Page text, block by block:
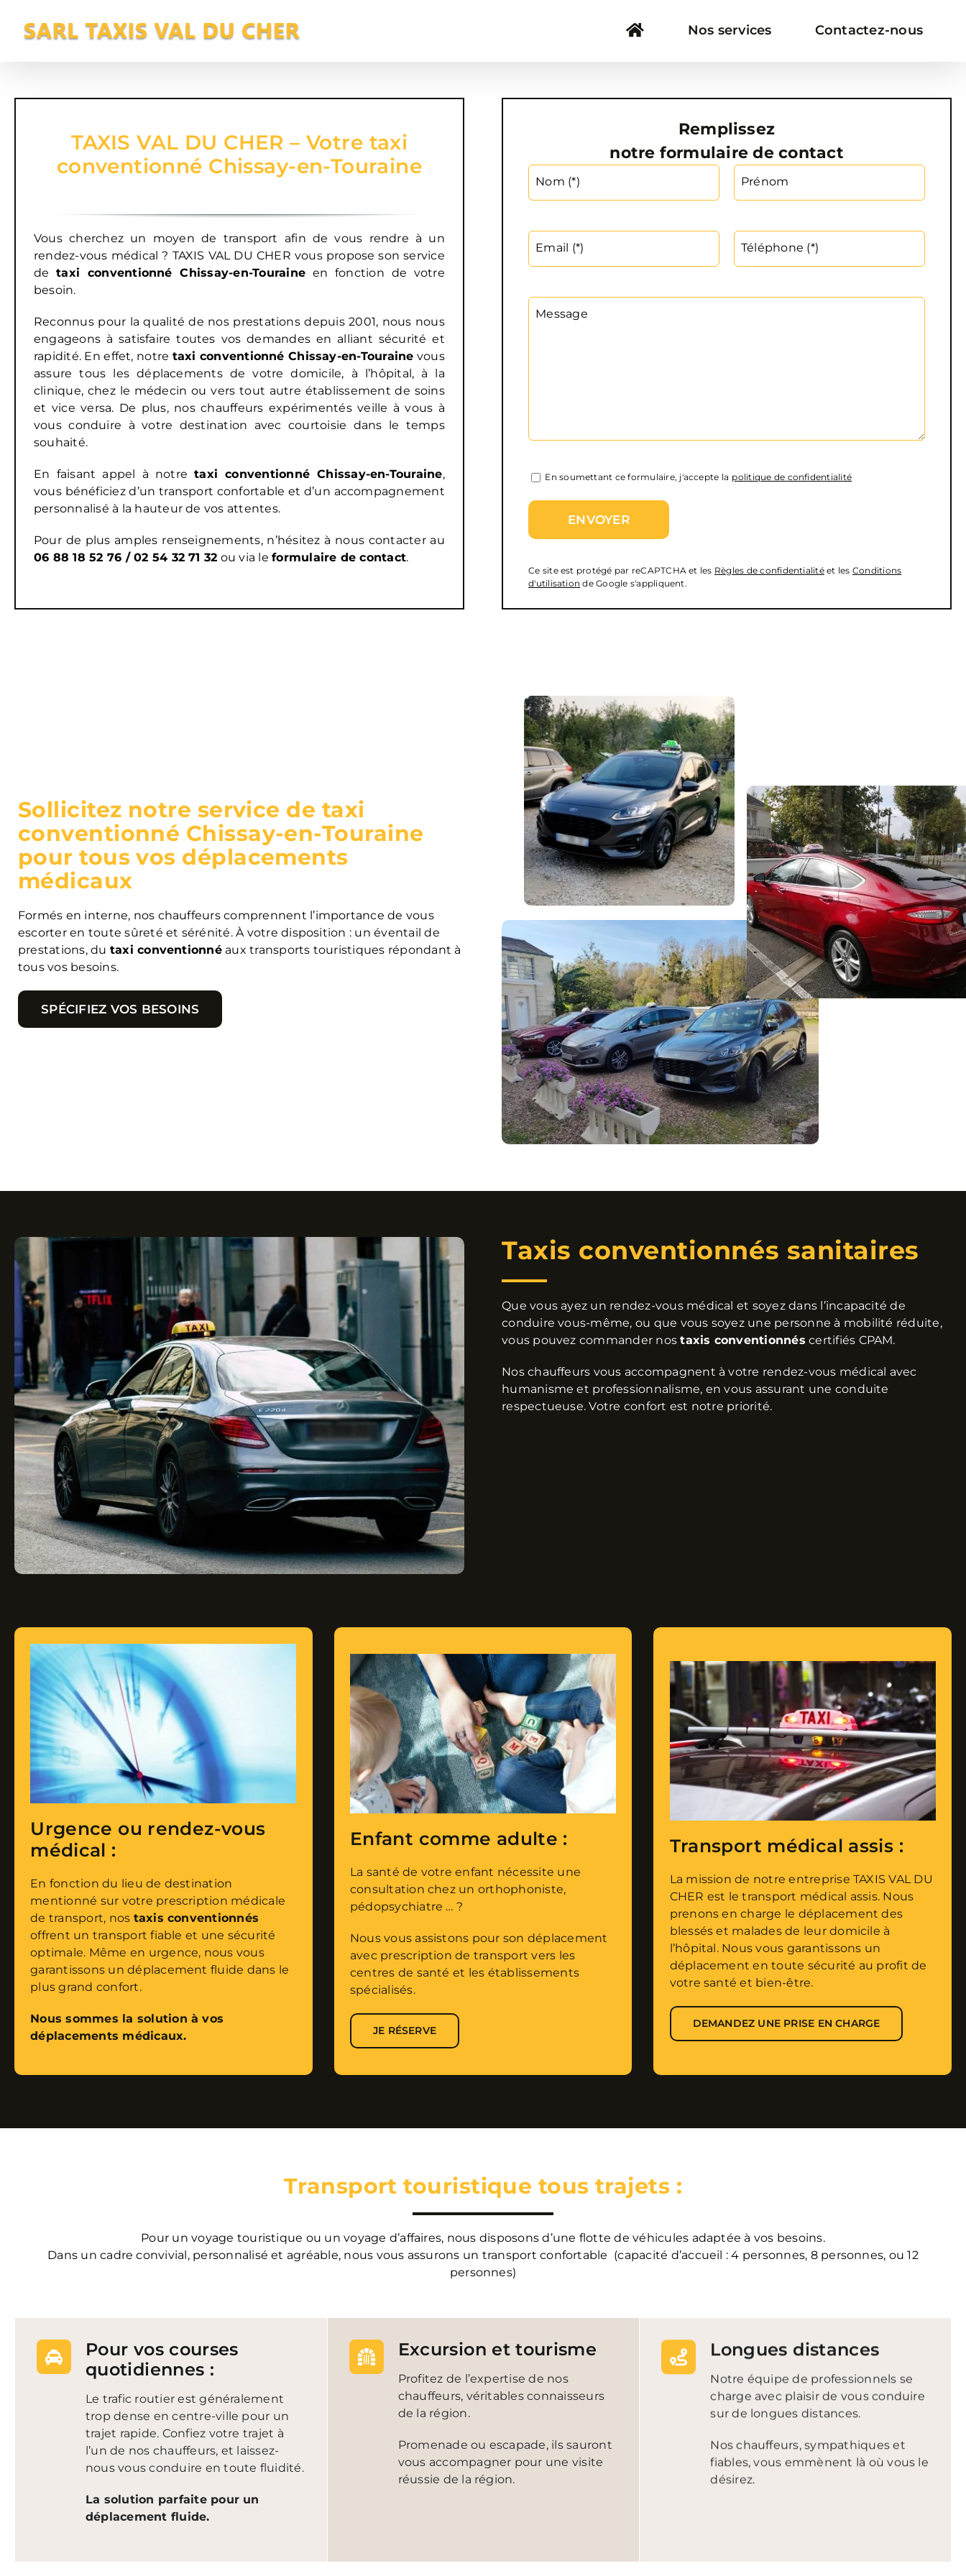
contenu
Nos services Contactez-nous
TAXIS VAL DU CHER – Votre taxi
conventionné Chissay-en-Touraine
Vous cherchez un moyen de transport afin de vous rendre à un
rendez-vous médical ? TAXIS VAL DU CHER vous propose son service
detaxi conventionné Chissay-en-Touraine en fonction de votre
besoin.
Reconnus pour la qualité de nos prestations depuis 2001, nous nous
engageons à satisfaire toutes vos demandes en alliant sécurité et
rapidité. En effet, notre taxi conventionné Chissay-en-Touraine vous
assure tous les déplacements de votre domicile, à l’hôpital, à la
clinique, chez le médecin ou vers tout autre établissement de soins
et vice versa. De plus, nos chauffeurs expérimentés veille à vous à
vous conduire à votre destination avec courtoisie dans le temps
souhaité.
En faisant appel à notretaxi conventionné Chissay-en-Touraine,
vous bénéficiez d’un transport confortable et d’un accompagnement
personnalisé à la hauteur de vos attentes.
Pour de plus amples renseignements, n’hésitez à nous contacter au
06 88 18 52 76 / 02 54 32 71 32 ou via leformulaire de contact.
Remplissez
notre formulaire de contact
Nom (*) Prénom
Email (*) Téléphone (*)
Message
En soumettant ce formulaire, j'accepte la politique de confidentialité
Ce site est protégé par reCAPTCHA et les Règles de confidentialitéet les Conditions
d'utilisation de Google s'appliquent.
Sollicitez notre service de taxi
conventionné Chissay-en-Touraine
pour tous vos déplacements
médicaux
Formés en interne, nos chauffeurs comprennent l’importance de vous
escorter en toute sûreté et sérénité. À votre disposition : un éventail de
prestations, du taxi conventionnéaux transports touristiques répondant à
tous vos besoins.
SPÉCIFIEZ VOS BESOINS
Taxis conventionnés sanitaires
Que vous ayez un rendez-vous médical et soyez dans l’incapacité de
conduire vous-même, ou que vous soyez une personne à mobilité réduite,
vous pouvez commander nostaxis conventionnés certifiés CPAM.
Nos chauffeurs vous accompagnent à votre rendez-vous médical avec
humanisme et professionnalisme, en vous assurant une conduite
respectueuse. Votre confort est notre priorité.
Urgence ou rendez-vous
médical :
En fonction du lieu de destination
mentionné sur votre prescription médicale
de transport, nos taxis conventionnés
offrent un transport fiable et une sécurité
optimale. Même en urgence, nous vous
garantissons un déplacement fluide dans le
plus grand confort.
Nous sommes la solution à vos
déplacements médicaux.
Enfant comme adulte :
La santé de votre enfant nécessite une
consultation chez un orthophoniste,
pédopsychiatre … ?
Nous vous assistons pour son déplacement
avec prescription de transport vers les
centres de santé et les établissements
spécialisés.
JE RÉSERVE
Transport médical assis :
La mission de notre entreprise TAXIS VAL DU
CHER est le transport médical assis. Nous
prenons en charge le déplacement des
blessés et malades de leur domicile à
l’hôpital. Nous vous garantissons un
déplacement en toute sécurité au profit de
votre santé et bien-être.
DEMANDEZ UNE PRISE EN CHARGE
Transport touristique tous trajets :
Pour un voyage touristique ou un voyage d’affaires, nous disposons d’une flotte de véhicules adaptée à vos besoins.
Dans un cadre convivial, personnalisé et agréable, nous vous assurons un transport confortable (capacité d’accueil : 4 personnes, 8 personnes, ou 12
personnes)
Pour vos courses
quotidiennes :
Le trafic routier est généralement
trop dense en centre-ville pour un
trajet rapide. Confiez votre trajet à
l’un de nos chauffeurs, et laissez-
nous vous conduire en toute fluidité.
La solution parfaite pour un
déplacement fluide.
Excursion et tourisme
Profitez de l’expertise de nos
chauffeurs, véritables connaisseurs
de la région.
Promenade ou escapade, ils sauront
vous accompagner pour une visite
réussie de la région.
Longues distances
Notre équipe de professionnels se
charge avec plaisir de vous conduire
sur de longues distances.
Nos chauffeurs, sympathiques et
fiables, vous emmènent là où vous le
désirez.